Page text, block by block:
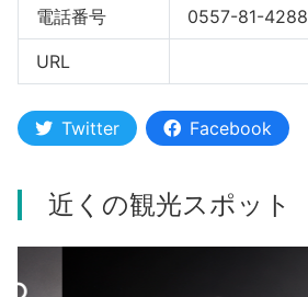
電話番号 0557-81-4288
URL
Twitter Facebook
近くの観光スポット